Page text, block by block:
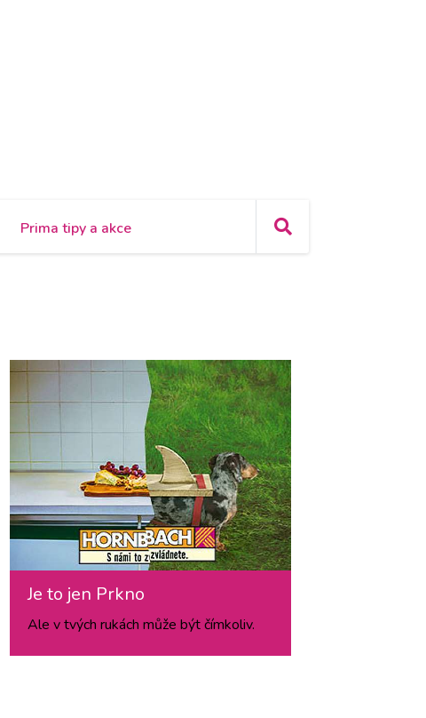
Prima tipy a akce
Je to jen Prkno
Ale v tvých rukách může být čímkoliv.